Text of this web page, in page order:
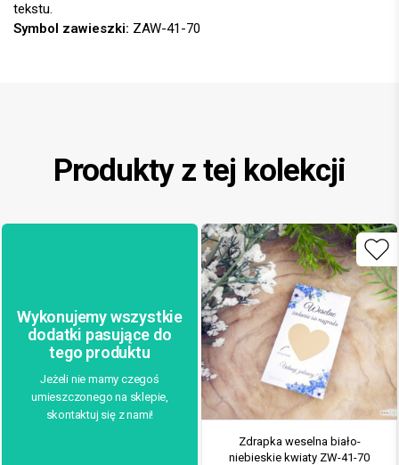
tekstu.
Symbol zawieszki: ZAW-41-70
Produkty z tej kolekcji
Wykonujemy wszystkie
dodatki pasujące do
tego produktu
Jeżeli nie mamy czegoś
umieszczonego na sklepie,
skontaktuj się z nami!
Zdrapka weselna biało-
niebieskie kwiaty ZW-41-70